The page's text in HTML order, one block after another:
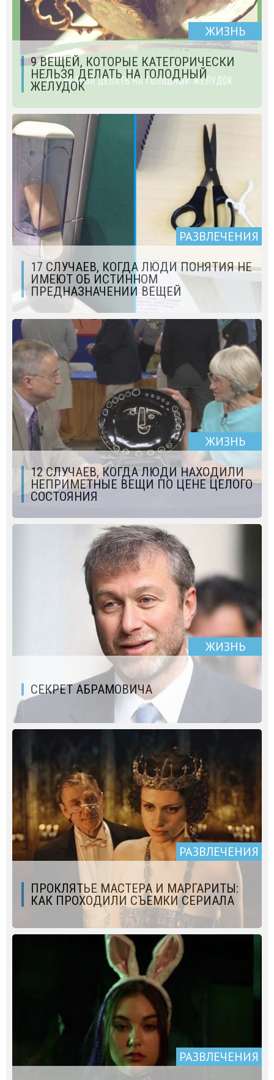
ЖИЗНЬ
9 ВЕЩЕЙ, КОТОРЫЕ КАТЕГОРИЧЕСКИ
НЕЛЬЗЯ ДЕЛАТЬ НА ГОЛОДНЫЙ
ЖЕЛУДОК
РАЗВЛЕЧЕНИЯ
17 СЛУЧАЕВ, КОГДА ЛЮДИ ПОНЯТИЯ НЕ
ИМЕЮТ ОБ ИСТИННОМ
ПРЕДНАЗНАЧЕНИИ ВЕЩЕЙ
ЖИЗНЬ
12 СЛУЧАЕВ, КОГДА ЛЮДИ НАХОДИЛИ
НЕПРИМЕТНЫЕ ВЕЩИ ПО ЦЕНЕ ЦЕЛОГО
СОСТОЯНИЯ
ЖИЗНЬ
СЕКРЕТ АБРАМОВИЧА
РАЗВЛЕЧЕНИЯ
ПРОКЛЯТЬЕ МАСТЕРА И МАРГАРИТЫ:
КАК ПРОХОДИЛИ СЪЕМКИ СЕРИАЛА
РАЗВЛЕЧЕНИЯ